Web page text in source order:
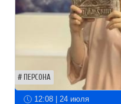
ПЕРСОНА
12:08 | 24 июля